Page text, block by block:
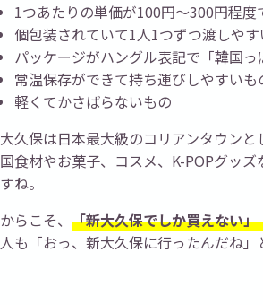
1つあたりの単価が100円～300円程度
個包装されていて1人1つずつ渡しや
パッケージがハングル表記で「韓国
常温保存ができて持ち運びしやすいも
軽くてかさばらないもの
久保は日本最大級のコリアンタウンと
食材やお菓子、コスメ、K-POPグッ
ね。
らこそ、 「新大久保でしか買えない
も「おっ、新大久保に行ったんだね